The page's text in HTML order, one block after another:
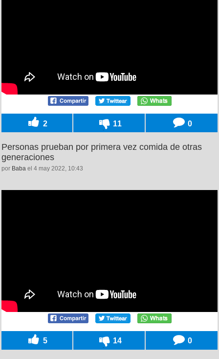
2 11 0
Personas prueban por primera vez comida de otras
generaciones
por Baba el 4 may 2022, 10:43
5 14 0